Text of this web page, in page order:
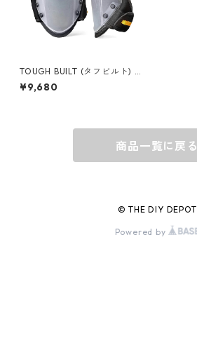
グラス
BELL
TOUGH BUILT (タフビルト) G
elFit ノンマーリング ニーパッ
ド TB-KP-G203
¥9,680
商品一覧に戻る
© THE DIY DEPOT
Powered by